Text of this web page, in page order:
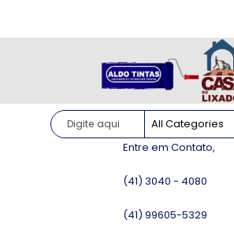
Entre em Contato,
(41) 3040 - 4080
(41) 99605-5329